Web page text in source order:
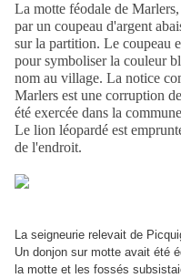
La motte féodale de
par un coupeau d'argent
sur la partition. Le coupeau
pour symboliser la couleur
nom au village. La notice
Marlers est une corruption
été exercée dans la
Le lion léopardé est
de l'endroit.
La seigneurie relevait de
Un donjon sur motte avait été
la motte et les fossés